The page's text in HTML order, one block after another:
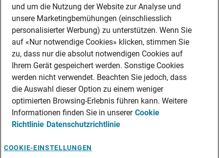
und um die Nutzung der Website zur Analyse und
unsere Marketingbemühungen (einschliesslich
personalisierter Werbung) zu unterstützen. Wenn Sie
auf «Nur notwendige Cookies» klicken, stimmen Sie
zu, dass nur die absolut notwendigen Cookies auf
Ihrem Gerät gespeichert werden. Sonstige Cookies
werden nicht verwendet. Beachten Sie jedoch, dass
die Auswahl dieser Option zu einem weniger
optimierten Browsing-Erlebnis führen kann. Weitere
Informationen finden Sie in unserer Cookie
Richtlinie Datenschutzrichtlinie
COOKIE-EINSTELLUNGEN